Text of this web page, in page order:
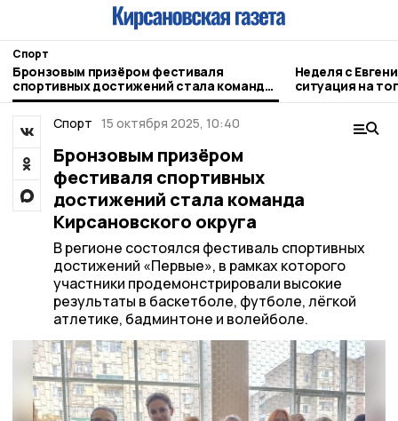
Спорт
Бронзовым призёром фестиваля
спортивных достижений стала команда
Кирсановского округа
Неделя с
ситуация на
городе и
Спорт 15 октября 2025, 10:40
Бронзовым призёром
фестиваля спортивных
достижений стала команда
Кирсановского округа
В регионе состоялся фестиваль спортивных
достижений «Первые», в рамках которого
участники продемонстрировали высокие
результаты в баскетболе, футболе, лёгкой
атлетике, бадминтоне и волейболе.